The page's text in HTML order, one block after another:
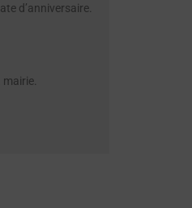
d’anniversaire.